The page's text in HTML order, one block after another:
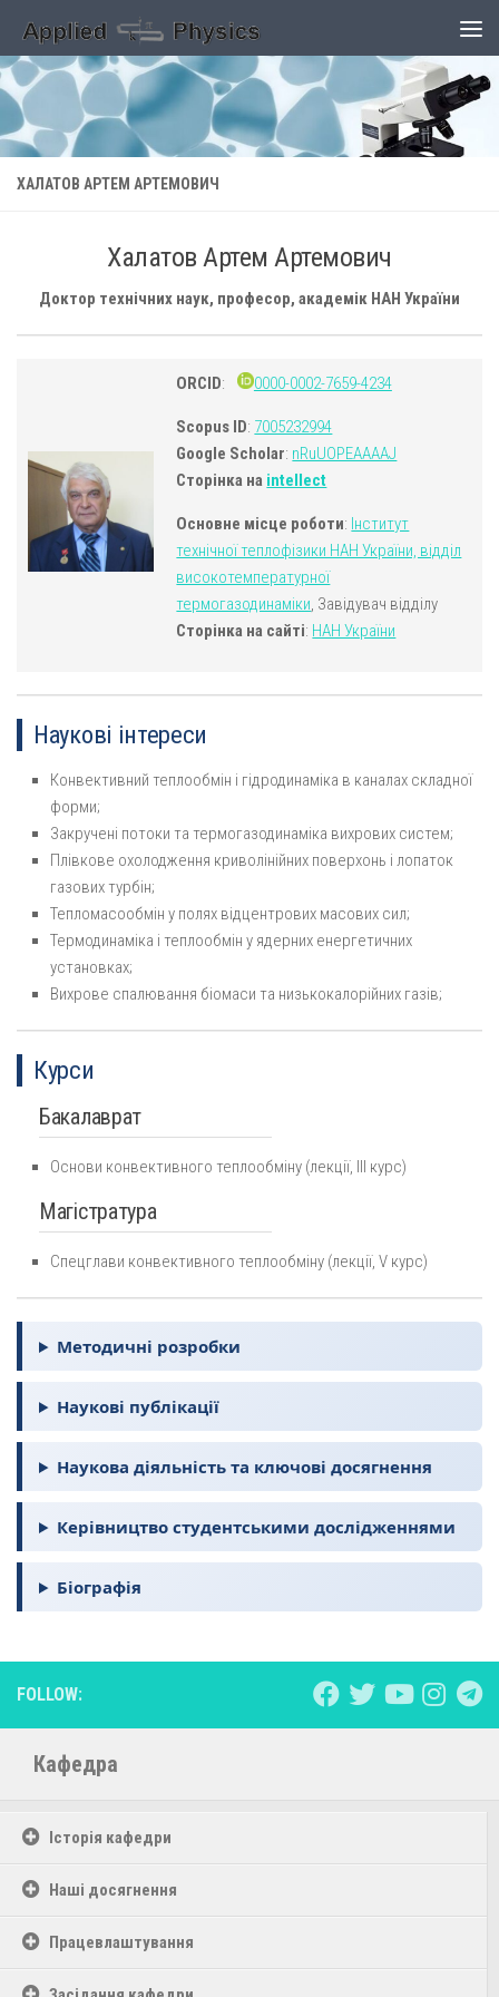
Skip to content
ХАЛАТОВ АРТЕМ АРТЕМОВИЧ
Халатов Артем Артемович
Доктор технічних наук, професор, академік НАН України
ORCID: 0000-0002-7659-4234
Scopus ID: 7005232994
Google Scholar: nRuUOPEAAAAJ
Сторінка на intellect
Основне місце роботи: Інститут
технічної теплофізики НАН України, відділ
високотемпературної
термогазодинаміки, Завідувач відділу
Сторінка на сайті: НАН України
Наукові інтереси
Конвективний теплообмін і гідродинаміка в каналах складної
форми;
Закручені потоки та термогазодинаміка вихрових систем;
Плівкове охолодження криволінійних поверхонь і лопаток
газових турбін;
Тепломасообмін у полях відцентрових масових сил;
Термодинаміка і теплообмін у ядерних енергетичних
установках;
Вихрове спалювання біомаси та низькокалорійних газів;
Курси
Бакалаврат
Основи конвективного теплообміну (лекції, ІІІ курс)
Магістратура
Спецглави конвективного теплообміну (лекції, V курс)
Методичні розробки
Наукові публікації
Наукова діяльність та ключові досягнення
Керівництво студентськими дослідженнями
Біографія
FOLLOW:
Кафедра
Історія кафедри
Наші досягнення
Працевлаштування